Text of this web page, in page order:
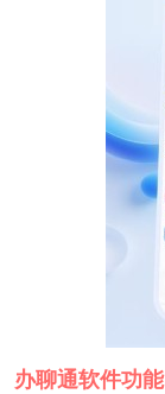
办聊通软件功能